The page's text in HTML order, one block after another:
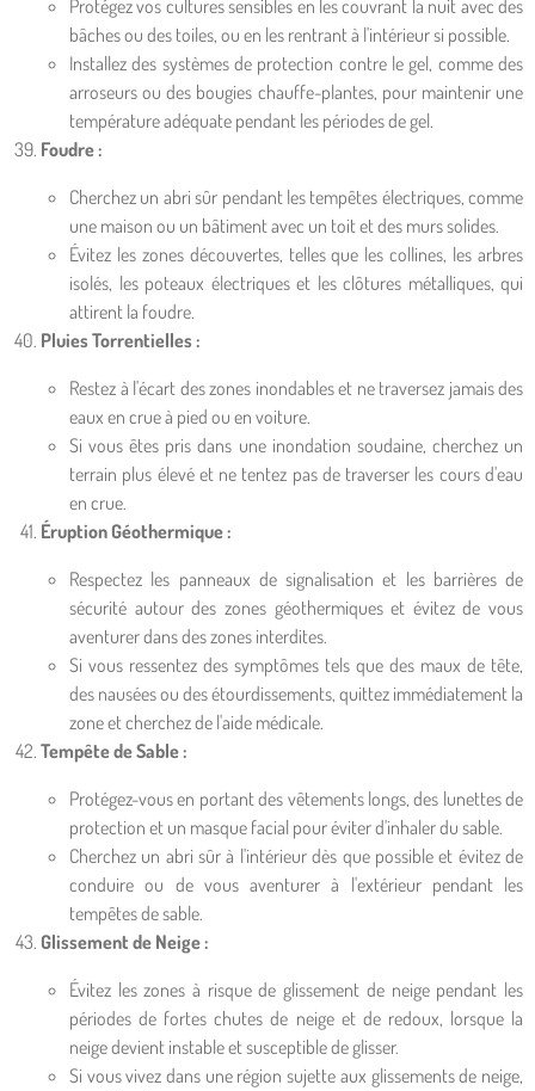
Protégez vos cultures sensibles en les couvrant la nuit avec des
bâches ou des toiles, ou en les rentrant à l'intérieur si possible.
Installez des systèmes de protection contre le gel, comme des
arroseurs ou des bougies chauffe-plantes, pour maintenir une
température adéquate pendant les périodes de gel.
Foudre :
Cherchez un abri sûr pendant les tempêtes électriques, comme
une maison ou un bâtiment avec un toit et des murs solides.
Évitez les zones découvertes, telles que les collines, les arbres
isolés, les poteaux électriques et les clôtures métalliques, qui
attirent la foudre.
Pluies Torrentielles :
Restez à l'écart des zones inondables et ne traversez jamais des
eaux en crue à pied ou en voiture.
Si vous êtes pris dans une inondation soudaine, cherchez un
terrain plus élevé et ne tentez pas de traverser les cours d'eau
en crue.
Éruption Géothermique :
Respectez les panneaux de signalisation et les barrières de
sécurité autour des zones géothermiques et évitez de vous
aventurer dans des zones interdites.
Si vous ressentez des symptômes tels que des maux de tête,
des nausées ou des étourdissements, quittez immédiatement la
zone et cherchez de l'aide médicale.
Tempête de Sable :
Protégez-vous en portant des vêtements longs, des lunettes de
protection et un masque facial pour éviter d'inhaler du sable.
Cherchez un abri sûr à l'intérieur dès que possible et évitez de
conduire ou de vous aventurer à l'extérieur pendant les
tempêtes de sable.
Glissement de Neige :
Évitez les zones à risque de glissement de neige pendant les
périodes de fortes chutes de neige et de redoux, lorsque la
neige devient instable et susceptible de glisser.
Si vous vivez dans une région sujette aux glissements de neige,